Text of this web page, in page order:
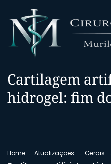
Cartilagem
hidrogel: fim
Home Atualizações
Gerais